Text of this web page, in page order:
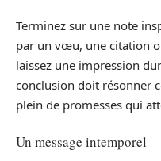
Terminez sur une note
par un vœu, une citation
laissez une impression
conclusion doit résonner
plein de promesses qui
Un message intemporel